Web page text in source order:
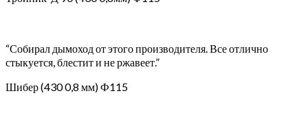
“Собирал дымоход от этого производителя. Все отлично
стыкуется, блестит и не ржавеет.”
Шибер (430 0,8 мм) Ф115